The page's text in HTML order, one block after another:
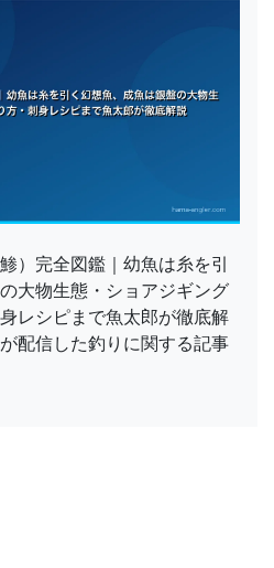
）完全図鑑｜幼魚は糸を引
大物生態・ショアジギング
レシピまで魚太郎が徹底解
配信した釣りに関する記事